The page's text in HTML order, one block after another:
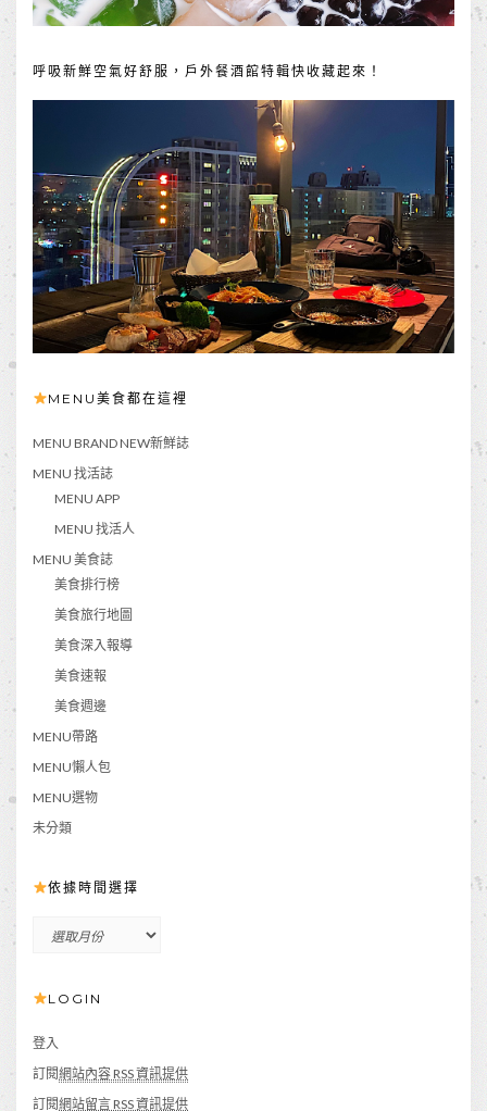
呼吸新鮮空氣好舒服，戶外餐酒館特輯快收藏起來！
MENU美食都在這裡
MENU BRAND NEW新鮮誌
MENU 找活誌
MENU APP
MENU 找活人
MENU 美食誌
美食排行榜
美食旅行地圖
美食深入報導
美食速報
美食週邊
MENU帶路
MENU懶人包
MENU選物
未分類
依據時間選擇
間
擇
LOGIN
登入
訂閱網站內容 RSS 資訊提供
訂閱網站留言 RSS 資訊提供